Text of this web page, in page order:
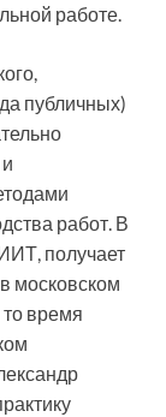
работе.
публичных)
работ. В
получает
московском
время